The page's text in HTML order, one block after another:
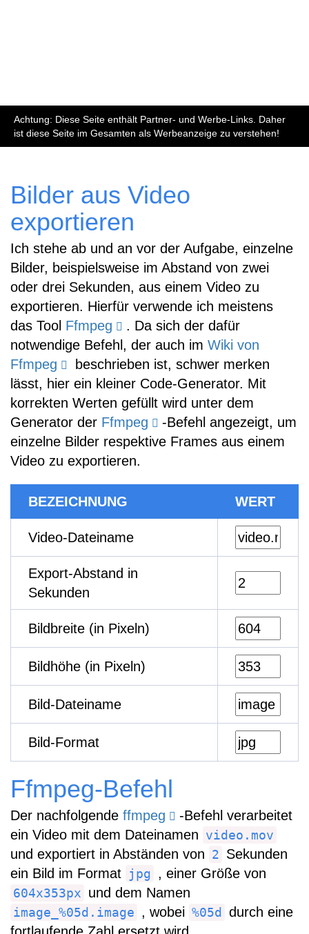
Achtung: Diese Seite enthält Partner- und Werbe-Links. Daher
ist diese Seite im Gesamten als Werbeanzeige zu verstehen!
Bilder aus Video
exportieren
Ich stehe ab und an vor der Aufgabe, einzelne
Bilder, beispielsweise im Abstand von zwei
oder drei Sekunden, aus einem Video zu
exportieren. Hierfür verwende ich meistens
das Tool Ffmpeg
. Da sich der dafür
notwendige Befehl, der auch im Wiki von
Ffmpeg
beschrieben ist, schwer merken
lässt, hier ein kleiner Code-Generator. Mit
korrekten Werten gefüllt wird unter dem
Generator der Ffmpeg
-Befehl angezeigt, um
einzelne Bilder respektive Frames aus einem
Video zu exportieren.
BEZEICHNUNG WERT
Video-Dateiname
Export-Abstand in
Sekunden
Bildbreite (in Pixeln)
Bildhöhe (in Pixeln)
Bild-Dateiname
Bild-Format
Ffmpeg-Befehl
Der nachfolgende ffmpeg
-Befehl verarbeitet
ein Video mit dem Dateinamen video.mov
und exportiert in Abständen von 2 Sekunden
ein Bild im Format jpg , einer Größe von
604x353px und dem Namen
image_%05d.image , wobei %05d
durch eine